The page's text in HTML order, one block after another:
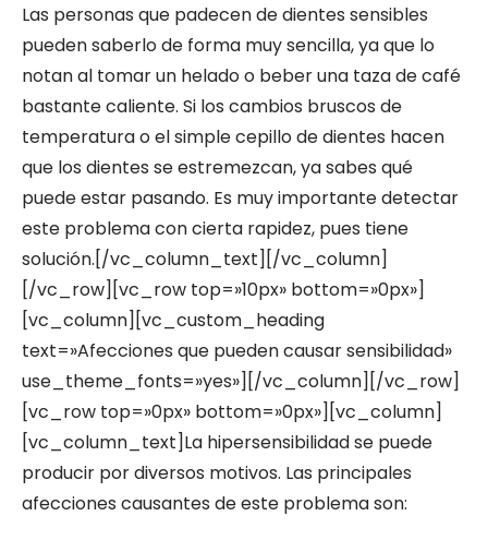
Las personas que padecen de dientes sensibles
pueden saberlo de forma muy sencilla, ya que lo
notan al tomar un helado o beber una taza de café
bastante caliente. Si los cambios bruscos de
temperatura o el simple cepillo de dientes hacen
que los dientes se estremezcan, ya sabes qué
puede estar pasando. Es muy importante detectar
este problema con cierta rapidez, pues tiene
solución.[/vc_column_text][/vc_column]
[/vc_row][vc_row top=»10px» bottom=»0px»]
[vc_column][vc_custom_heading
text=»Afecciones que pueden causar sensibilidad»
use_theme_fonts=»yes»][/vc_column][/vc_row]
[vc_row top=»0px» bottom=»0px»][vc_column]
[vc_column_text]La hipersensibilidad se puede
producir por diversos motivos. Las principales
afecciones causantes de este problema son: